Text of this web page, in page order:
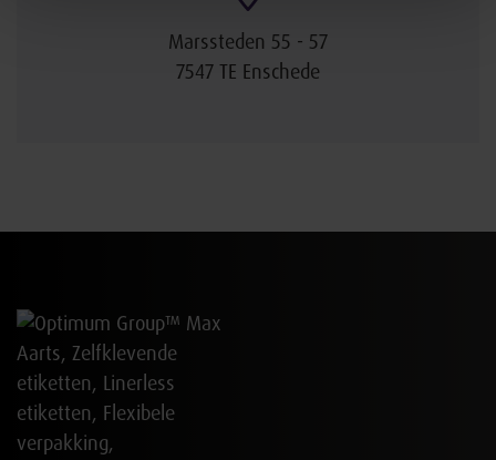
Marssteden 55 - 57
7547 TE Enschede